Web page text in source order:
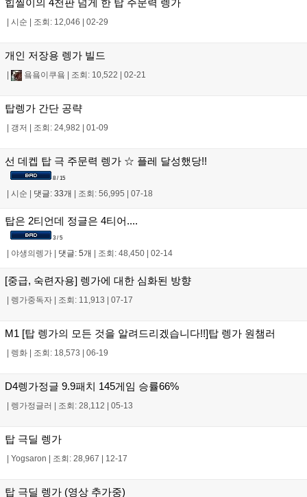
| 시순 | 조회: 12,046 | 02-29
개인 저장용 렝가 빌드
| 욬욬이쿠욬 | 조회: 10,522 | 02-21
탑렝가 간단 공략
| 갱저 | 조회: 24,982 | 01-09
선 데켑 탑 극 주문력 렝가 ☆ 플레 달성했당!!
8 / 15
시순 댓글: 33개 조회: 56,995 07-18
탑은 2티언데 정글은 4티어....
3 / 5
야생의렝가 댓글: 5개 조회: 48,450 02-14
[중급, 숙련자용] 렝가에 대한 심화된 방향
렝가중독자 조회: 11,913 07-17
M1 [탑 렝가의 모든 것을 알려드리겠습니다!!]탑 렝가 원챔러
렝화 조회: 18,573 06-19
D4렝가정글 9.9패치 145게임 승률66%
렝가정글러 조회: 28,112 05-13
탑 극딜 렝가
Yogsaron 조회: 28,967 12-17
탑 극딜 렝가 (영상 추가중)